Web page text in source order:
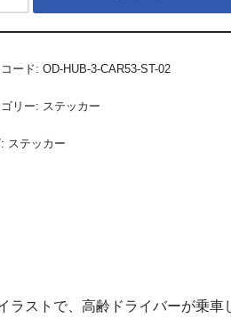
ード: OD-HUB-3-CAR53-ST-02
リー: ステッカー
ステッカー
ラストで、高齢ドライバーが乗車